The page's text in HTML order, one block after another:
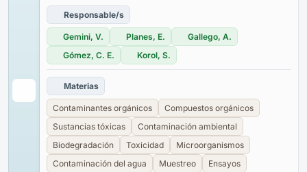
Responsable/s
Gemini, V. Planes, E.
Gallego, A.
Gómez, C. E.
Korol, S.
Materias
Contaminantes orgánicos
Compuestos orgánicos
Sustancias tóxicas
Contaminación ambiental
Biodegradación
Toxicidad
Microorganismos
Contaminación del agua
Muestreo Ensayos